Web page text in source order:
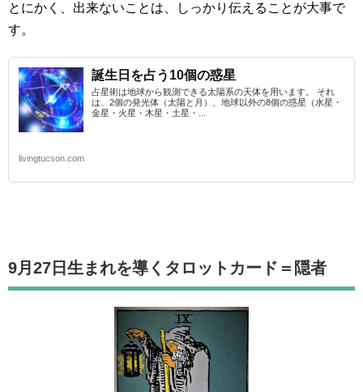
とにかく、出来ないことは、しっかり伝えることが大事で
す。
誕生日を占う10個の惑星
占星術は地球から観測できる太陽系の天体を用います。 それ
は、2個の発光体（太陽と月）、地球以外の8個の惑星（水星・
金星・火星・木星・土星・...
livingtucson.com
9月27日生まれを導くタロットカード ＝隠者